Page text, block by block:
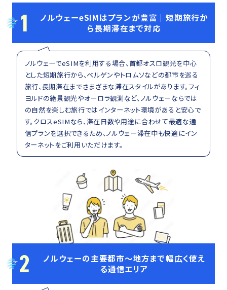
1
ノルウェーeSIMはプランが豊富｜短期旅行か
ら長期滞在まで対応
ノルウェーでeSIMを利用する場合、首都オスロ観光を中心
とした短期旅行から、ベルゲンやトロムソなどの都市を巡る
旅行、長期滞在までさまざまな滞在スタイルがあります。フィ
ヨルドの絶景観光やオーロラ観測など、ノルウェーならでは
の自然を楽しむ旅行ではインターネット環境があると安心で
す。クロスeSIMなら、滞在日数や用途に合わせて最適な通
信プランを選択できるため、ノルウェー滞在中も快適にイン
ターネットをご利用いただけます。
2
ノルウェーの主要都市〜地方まで幅広く使え
る通信エリア